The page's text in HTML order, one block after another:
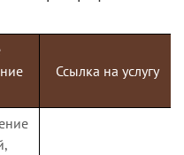
Ссылка на услугу